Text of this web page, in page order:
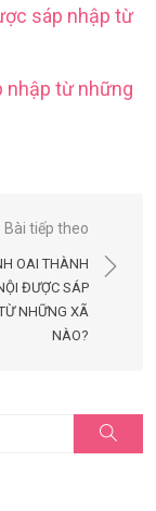
sáp nhập từ
nhập từ những
Bài tiếp theo
OAI THÀNH
ĐƯỢC SÁP
NHỮNG XÃ
NÀO?
kiếm